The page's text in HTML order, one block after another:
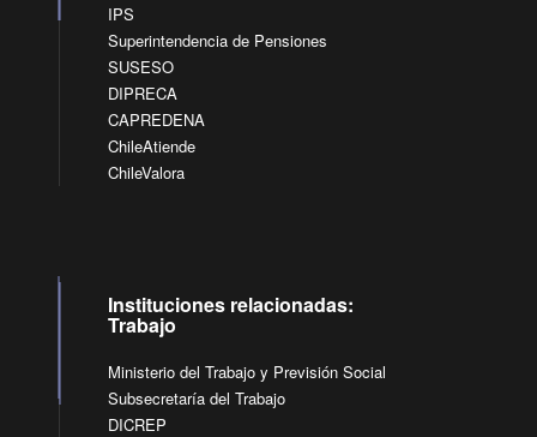
IPS
Superintendencia de Pensiones
SUSESO
DIPRECA
CAPREDENA
ChileAtiende
ChileValora
Instituciones relacionadas:
Trabajo
Ministerio del Trabajo y Previsión Social
Subsecretaría del Trabajo
DICREP